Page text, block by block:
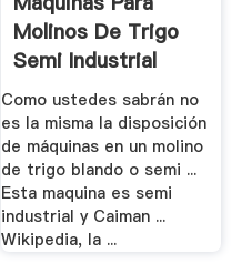
Molinos De Trigo
Semi Industrial
Como ustedes sabrán no
es la misma la disposición
de máquinas en un molino
de trigo blando o semi ...
Esta maquina es semi
industrial y Caiman ...
Wikipedia, la ...